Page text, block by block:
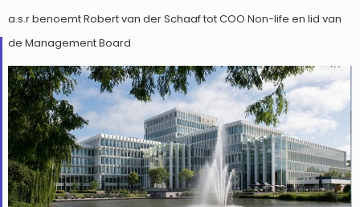
a.s.r benoemt Robert van der Schaaf tot COO Non-life en lid van
de Management Board